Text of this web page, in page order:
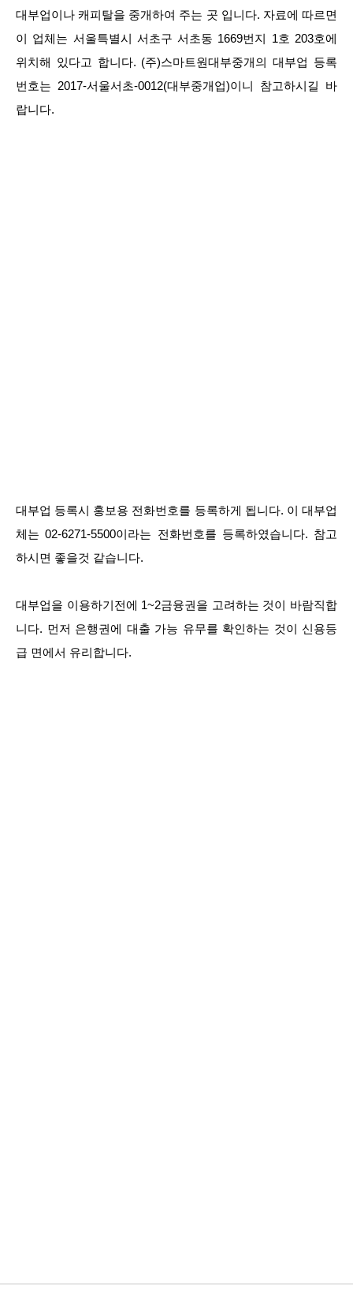
대부업이나 캐피탈을 중개하여 주는 곳 입니다. 자료에 따르면
이 업체는 서울특별시 서초구 서초동 1669번지 1호 203호에
위치해 있다고 합니다. (주)스마트원대부중개의 대부업 등록
번호는 2017-서울서초-0012(대부중개업)이니 참고하시길 바
랍니다.
대부업 등록시 홍보용 전화번호를 등록하게 됩니다. 이 대부업
체는 02-6271-5500이라는 전화번호를 등록하였습니다. 참고
하시면 좋을것 같습니다.
대부업을 이용하기전에 1~2금융권을 고려하는 것이 바람직합
니다. 먼저 은행권에 대출 가능 유무를 확인하는 것이 신용등
급 면에서 유리합니다.